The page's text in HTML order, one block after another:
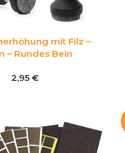
mit Filz –
– Rundes Bein
2,95 €